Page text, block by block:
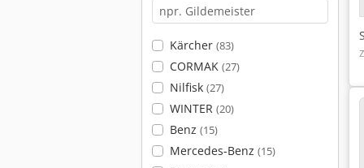
Kärcher (83)
CORMAK (27)
Nilfisk (27)
WINTER (20)
Benz (15)
Mercedes-Benz (15)